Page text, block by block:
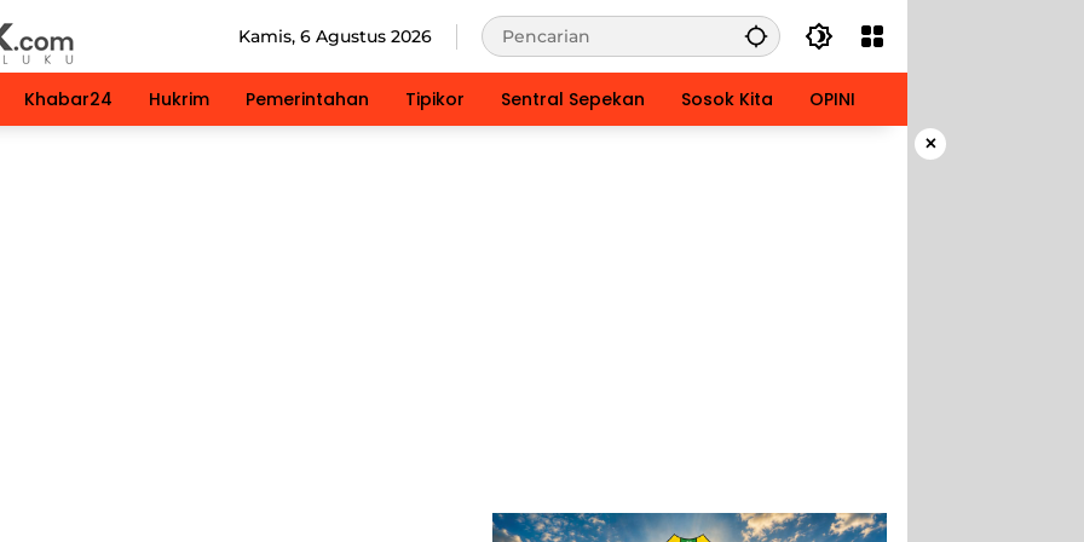
Kamis, 6 Agustus 2026
Khabar24 Hukrim Pemerintahan Tipikor Sentral Sepekan Sosok Kita OPINI
×